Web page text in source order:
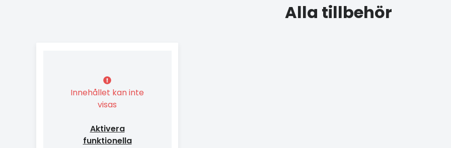
Alla tillbehör
Innehållet kan inte
visas
Aktivera
funktionella